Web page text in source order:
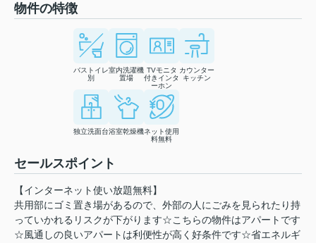
物件の特徴
バストイレ
別
室内洗濯機
置場
TVモニタ
付きインタ
ーホン
カウンター
キッチン
独立洗面台浴室乾燥機ネット使用
料無料
セールスポイント
【インターネット使い放題無料】
共用部にゴミ置き場があるので、外部の人にごみを見られたり持
っていかれるリスクが下がります☆こちらの物件はアパートです
☆風通しの良いアパートは利便性が高く好条件です☆省エネルギ